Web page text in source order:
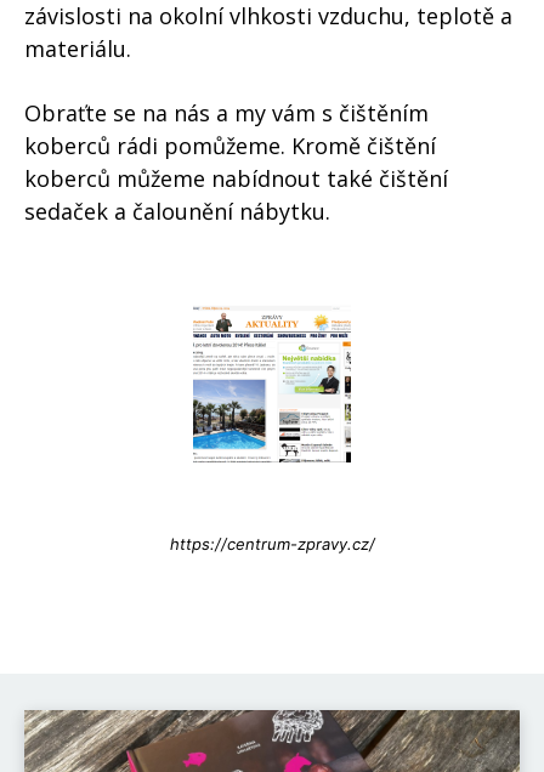
závislosti na okolní vlhkosti vzduchu, teplotě a
materiálu.
Obraťte se na nás a my vám s čištěním
koberců rádi pomůžeme. Kromě čištění
koberců můžeme nabídnout také čištění
sedaček a čalounění nábytku.
https://centrum-zpravy.cz/